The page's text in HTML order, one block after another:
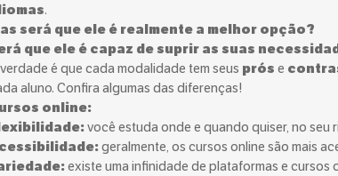
.
será que ele é realmente a melhor opção?
que ele é capaz de suprir as suas
é que cada modalidade tem seus prós e
aluno. Confira algumas das diferenças!
online:
você estuda onde e quando quiser, no seu
geralmente, os cursos online são mais
existe uma infinidade de plataformas e cursos